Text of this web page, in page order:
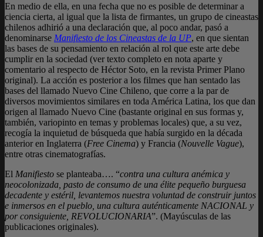
En medio de ella, en una fecha que no es posible de determinar a
ciencia cierta, al igual que la lista de firmantes, un grupo de cineastas
chilenos adhirió a una declaración que, al poco andar, pasó a
denominarse Manifiesto de los Cineastas de la UP, en que sientan
las bases de su pensamiento en relación al rol que este arte debe
cumplir en la sociedad (ver texto completo en nota aparte y
comentario al respecto de Héctor Soto, en la revista Primer Plano
original). La acción es posterior a los filmes que han sentado las
bases del llamado Nuevo Cine Chileno, que corre a la par de
diversos movimientos similares en toda América Latina, los que dan
origen al llamado Nuevo Cine (bastante original en sus formas y,
también, variopinto en temas y problemas locales) que, a su vez,
recogía la inquietud de búsqueda que había surgido en la década
anterior en Inglaterra (Free Cinema) y Francia (Nouvelle Vague),
entre otras cinematografías.
El Manifiesto se planteaba…. “contra una cultura anémica y
neocolonizada, pasto de consumo de una élite pequeño burguesa
decadente y estéril, levantemos nuestra voluntad de construir juntos
e inmersos en el pueblo, una cultura auténticamente NACIONAL y
por consiguiente, REVOLUCIONARIA”. (Mayúsculas de las
publicaciones originales).